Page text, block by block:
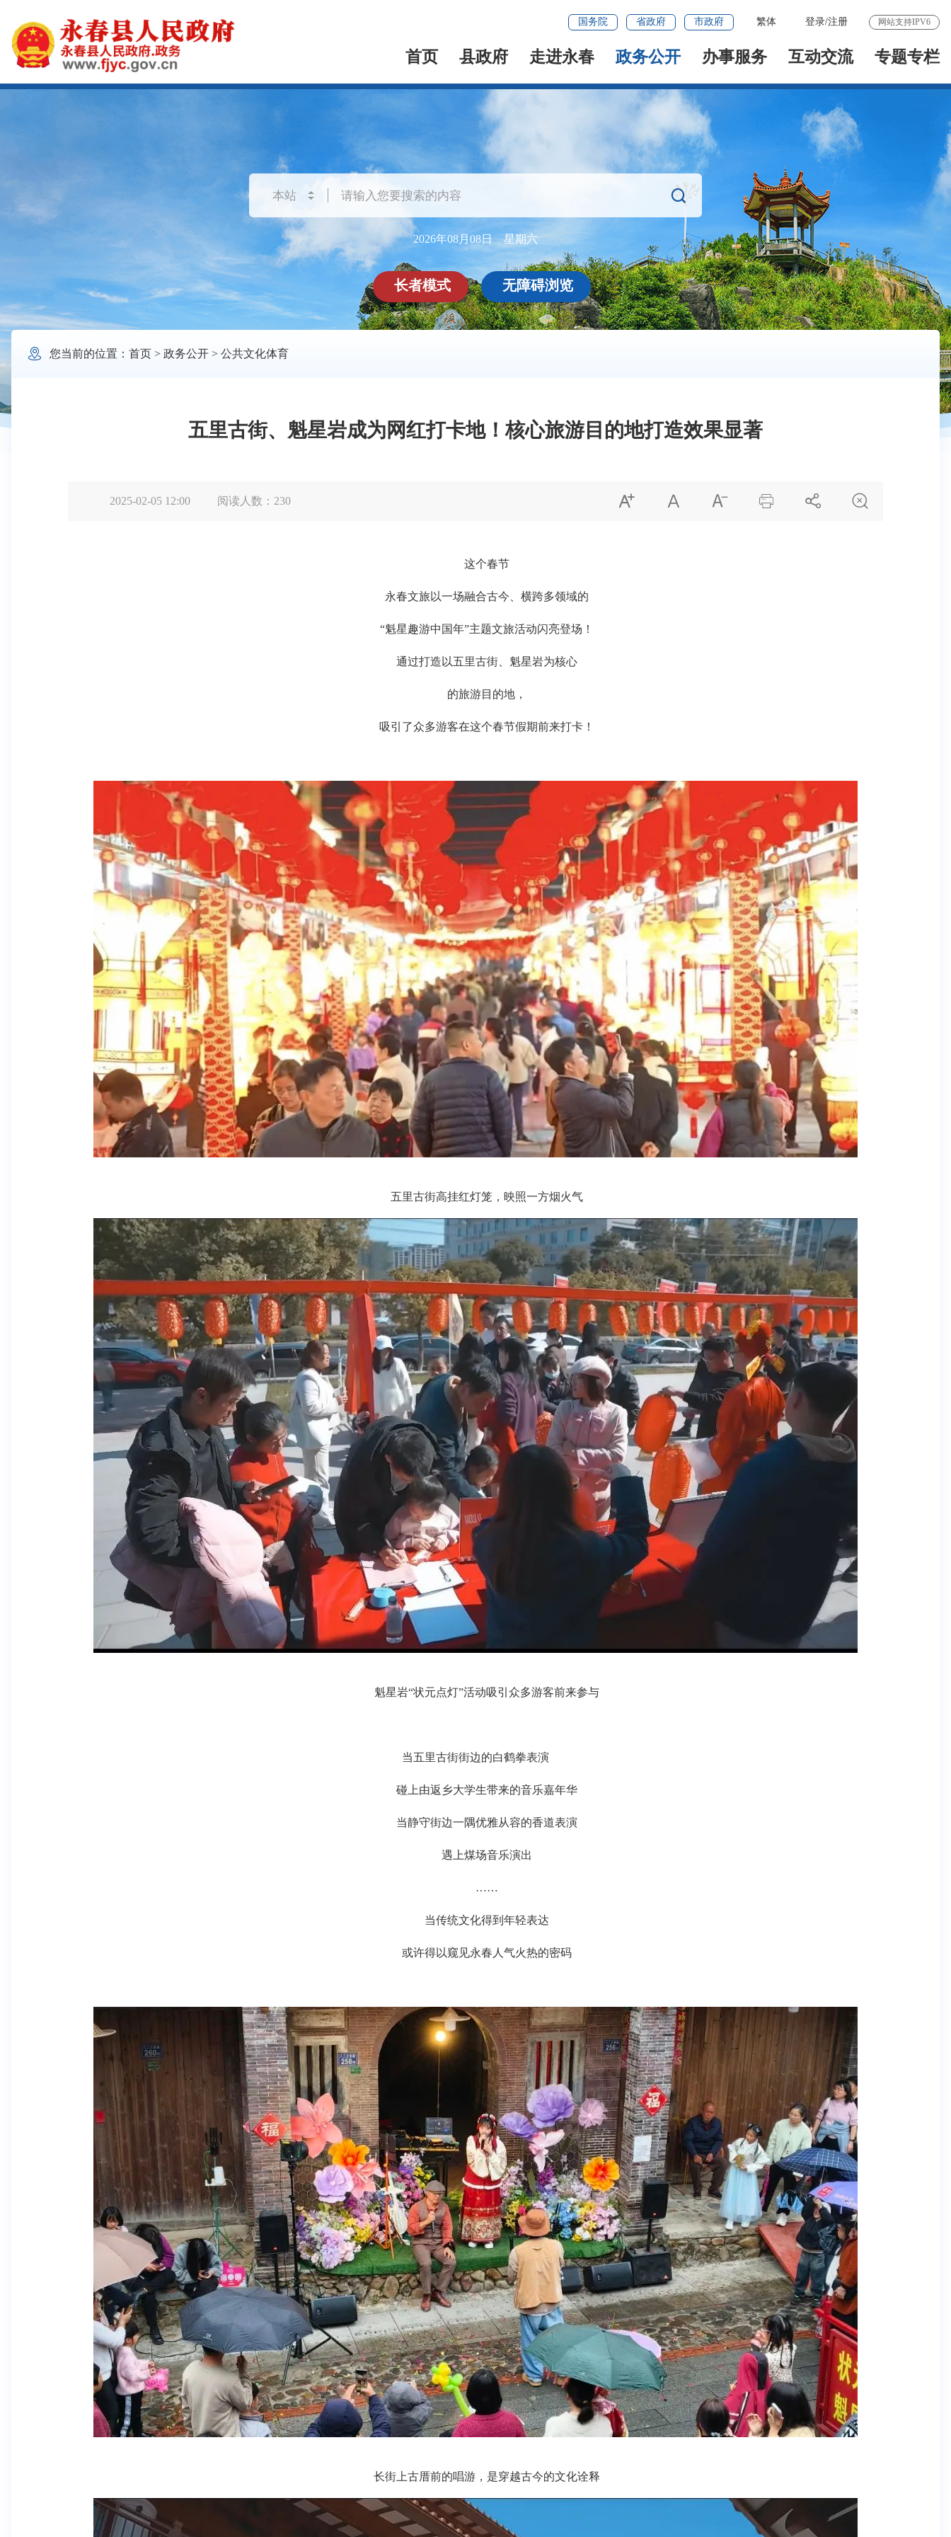
国务院 省政府 市政府 繁体 登录/注册 网站支持IPV6
首页 县政府 走进永春 政务公开 办事服务 互动交流 专题专栏

2026年08月08日 星期六
长者模式 无障碍浏览
 您当前的位置： 首页> 政务公开> 公共文化体育
五里古街、魁星岩成为网红打卡地！核心旅游目的地打造效果显著
2025-02-05 12:00 阅读人数： 230      
这个春节
永春文旅以一场融合古今、横跨多领域的
“魁星趣游中国年”主题文旅活动闪亮登场！
通过打造以五里古街、魁星岩为核心
的旅游目的地，
吸引了众多游客在这个春节假期前来打卡！
五里古街高挂红灯笼，映照一方烟火气
魁星岩“状元点灯”活动吸引众多游客前来参与
当五里古街街边的白鹤拳表演
碰上由返乡大学生带来的音乐嘉年华
当静守街边一隅优雅从容的香道表演
遇上煤场音乐演出
……
当传统文化得到年轻表达
或许得以窥见永春人气火热的密码
长街上古厝前的唱游，是穿越古今的文化诠释